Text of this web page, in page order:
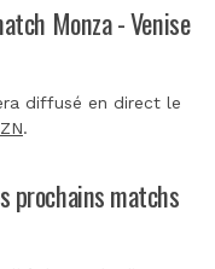
Monza - Venise
diffusé en direct le
.
prochains matchs